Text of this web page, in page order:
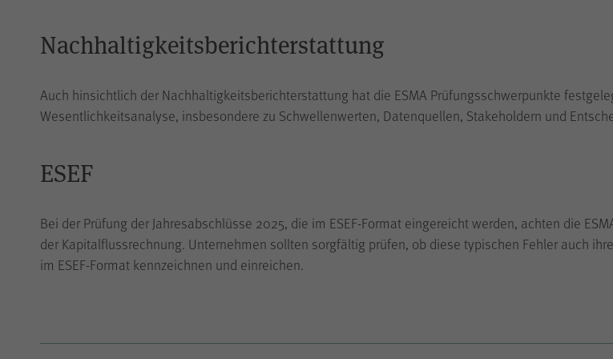
Nachhaltigkeitsberichterstattung
Auch hinsichtlich der Nachhaltigkeitsberichterstattung hat die ESMA Prüfungsschwerpunkte
Wesentlichkeitsanalyse, insbesondere zu Schwellenwerten, Datenquellen, Stakeholdern und
ESEF
Bei der Prüfung der Jahresabschlüsse 2025, die im ESEF-Format eingereicht werden, achten die
der Kapitalflussrechnung. Unternehmen sollten sorgfältig prüfen, ob diese typischen Fehler auch
im ESEF-Format kennzeichnen und einreichen.
Laufzeit 1 Jahr